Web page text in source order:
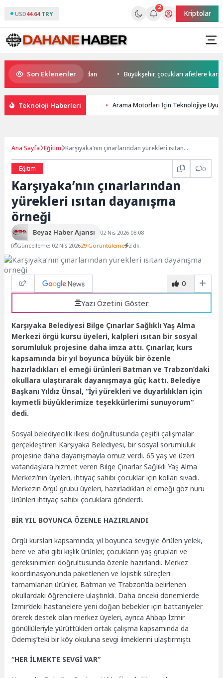
USD44.64 TRY
2
Kriptolar
Son Eklenenler
start Başkan Büyükakın’dan Büyükşehir, çocukları afetlere karşı
Teknoloji Haberleri Arama Motorları İçin Teknolojiye
Ana Sayfa Eğitim Karşıyaka’nın çınarlarından yürekleri ısıtan
Eğitim
0
Karşıyaka’nın çınarlarından
yürekleri ısıtan dayanışma
örneği
Beyaz Haber Ajansı
02 Nis 2026 08:08
Güncelleme: 02 Nis 202629 Görüntüleme 2 dk.
0
Yazı Özetini Göster
Karşıyaka Belediyesi Bilge Çınarlar Sağlıklı Yaş Alma
Merkezi örgü kursu üyeleri, kalpleri ısıtan bir sosyal
sorumluluk projesine daha imza attı. Çınarlar, kurs
kapsamında bir yıl boyunca büyük bir özenle
hazırladıkları el emeği ürünleri Batman ve Trabzon’daki
okullara ulaştırarak dayanışmaya güç kattı. Belediye
Başkanı Yıldız Ünsal, “İyi yürekleri ve duyarlılıkları için
kıymetli büyüklerimize teşekkürlerimi sunuyorum”
dedi.
Sosyal belediyecilik ilkesi doğrultusunda çeşitli çalışmalar
gerçekleştiren Karşıyaka Belediyesi, bir sosyal sorumluluk
projesine daha dayanışmayla omuz verdi. 65 yaş ve üzeri
vatandaşlara hizmet veren Bilge Çınarlar Sağlıklı Yaş Alma
Merkezi’nin üyeleri, ihtiyaç sahibi çocuklar için kolları sıvadı.
Merkezin örgü grubu üyeleri, hazırladıkları el emeği göz nuru
ürünleri ihtiyaç sahibi çocuklara gönderdi.
BİR YIL BOYUNCA ÖZENLE HAZIRLANDI
Örgü kursları kapsamında; yıl boyunca sevgiyle örülen yelek,
bere ve atkı gibi kışlık ürünler, çocukların yaş grupları ve
gereksinimleri doğrultusunda özenle hazırlandı. Merkez
koordinasyonunda paketlenen ve lojistik süreçleri
tamamlanan ürünler, Batman ve Trabzon’da belirlenen
okullardaki öğrencilere ulaştırıldı. Daha önceki dönemlerde
İzmir’deki hastanelere yeni doğan bebekler için battaniyeler
örerek destek olan merkez üyeleri, ayrıca Ahbap İzmir
gönüllüleriyle yürüttükleri ortak çalışma kapsamında da
Ödemiş’teki bir köy okuluna sevgi ilmeklerini ulaştırmıştı.
“HER İLMEKTE SEVGİ VAR”